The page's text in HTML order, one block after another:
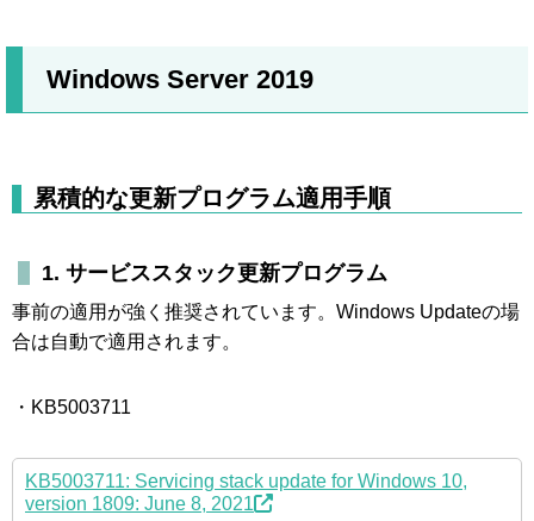
Windows Server 2019
累積的な更新プログラム適用手順
1. サービススタック更新プログラム
事前の適用が強く推奨されています。Windows Updateの場
合は自動で適用されます。
・KB5003711
KB5003711: Servicing stack update for Windows 10,
version 1809: June 8, 2021